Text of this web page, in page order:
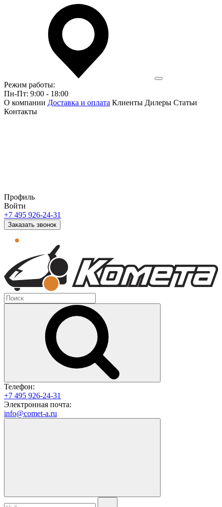
Режим работы:
Пн-Пт: 9:00 - 18:00
О компании Доставка и оплата Клиенты Дилеры Статьи
Контакты
Профиль
Войти
+7 495 926-24-31
Заказать звонок
Телефон:
+7 495 926-24-31
Электронная почта:
info@comet-a.ru